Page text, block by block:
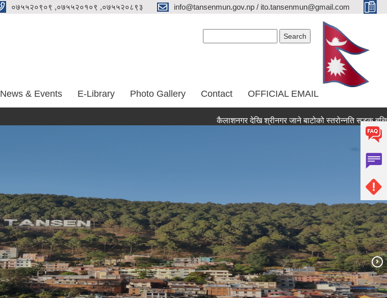
०७५५२०९०९ ,०७५५२०१०९ ,०७५५२०८९३ info@tansenmun.gov.np / ito.tansenmun@gmail.com
News & Events E-Library Photo Gallery Contact OFFICIAL EMAIL